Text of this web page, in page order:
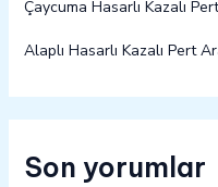
Çaycuma Hasarlı Kazalı
Alaplı Hasarlı Kazalı Pert
Son yorumlar